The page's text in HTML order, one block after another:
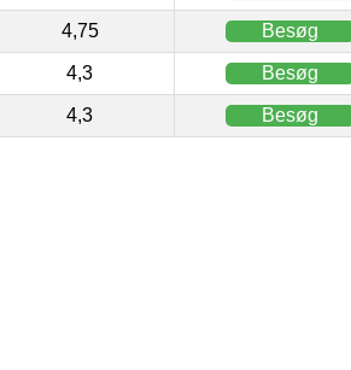
4,75 Besøg
4,3 Besøg
4,3 Besøg